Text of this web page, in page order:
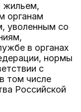
жильем,
органам
уволенным со
в органах
нормы
с
том числе
Российской